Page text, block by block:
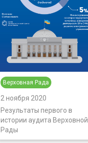
Верховная Рада
2 ноября 2020
Результаты первого в
истории аудита Верховной
Рады